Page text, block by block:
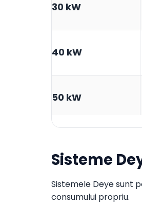
30 kW
40 kW
50 kW
Sisteme
Sistemele Deye sunt
consumului propriu.